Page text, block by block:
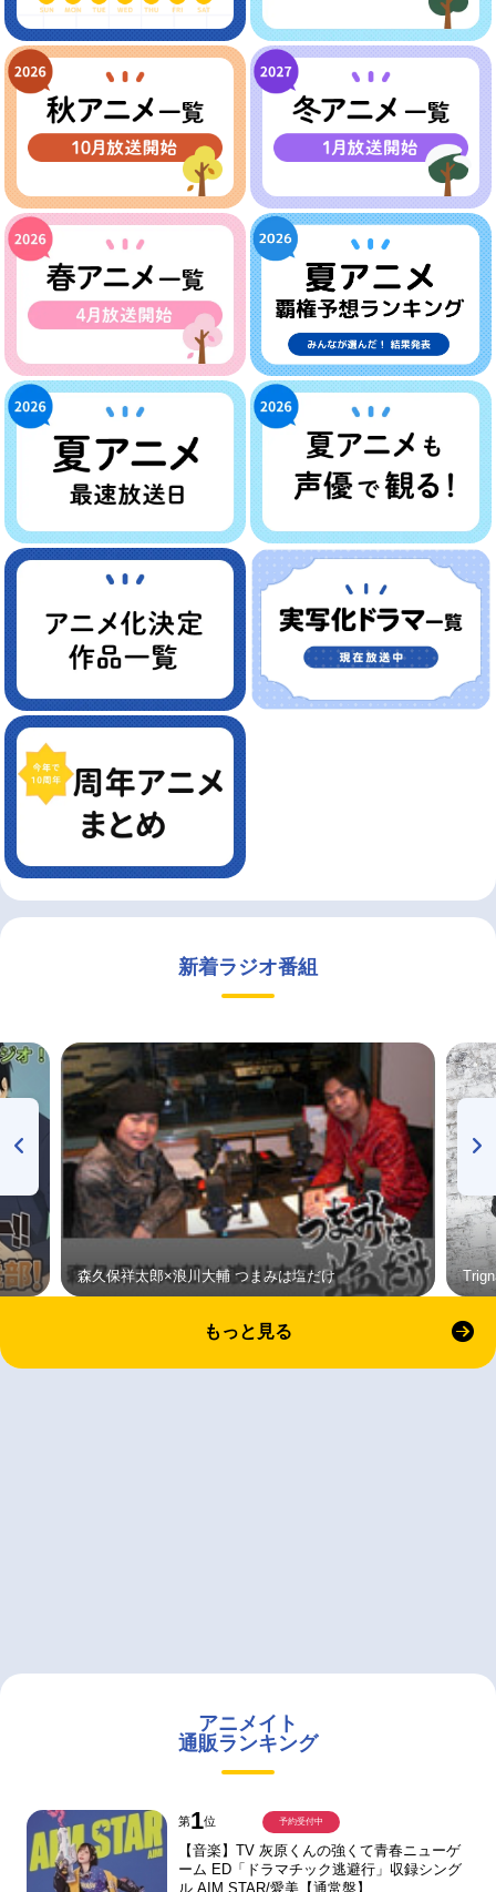
新着ラジオ番組
森久保祥太郎×浪川大輔 つまみは塩だけ
もっと見る
アニメイト
通販ランキング
第1位
【音楽】TV 灰原くんの強くて青春ニューゲ
ーム ED「ドラマチック逃避行」収録シング
ル AIM STAR/愛美【通常盤】
予約受付中